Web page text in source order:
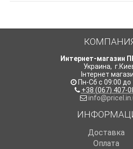
Интернет-магазин
Украина,
Інтернет
Пн-Сб с 09:00 до
+38 (067) 407-
Доставка
Оплата